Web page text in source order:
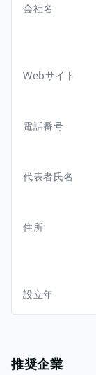
会社名
Webサイト
電話番号
代表者氏名
住所
設立年
推奨企業